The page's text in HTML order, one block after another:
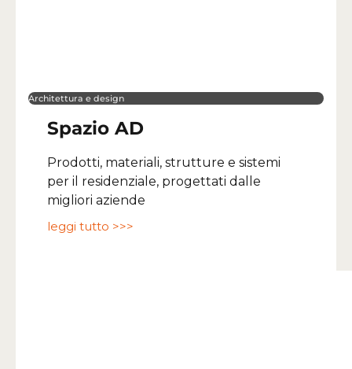
Architettura e design
Spazio AD
Prodotti, materiali, strutture e sistemi
per il residenziale, progettati dalle
migliori aziende
leggi tutto >>>